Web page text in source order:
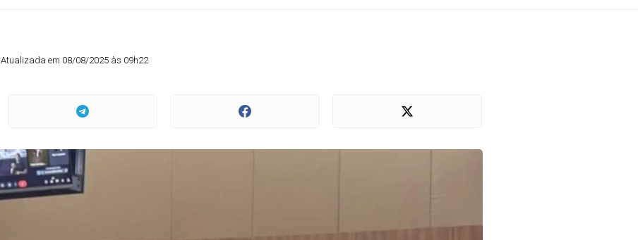
Atualizada em 08/08/2025 às 09h22